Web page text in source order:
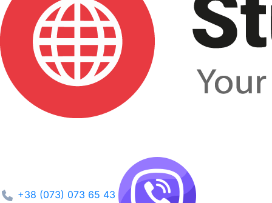
+38 (073) 073 65 43